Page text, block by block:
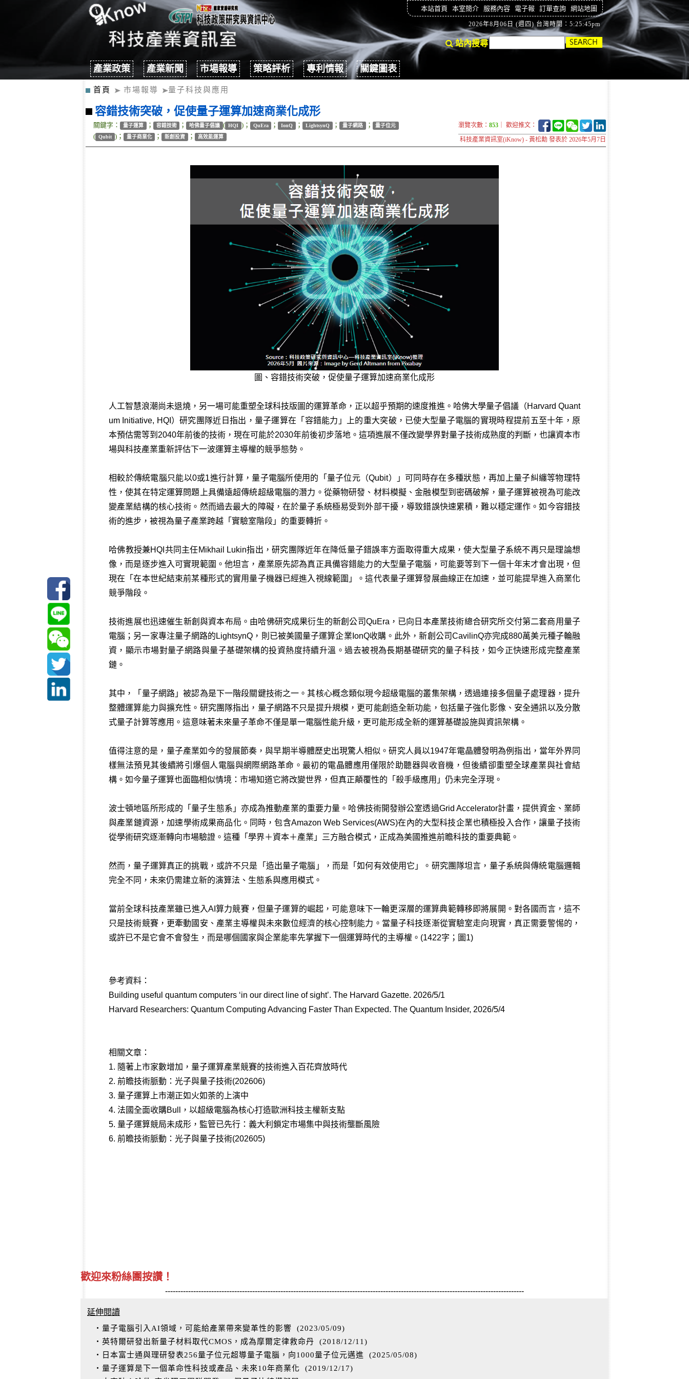
本站首頁 本室簡介 服務內容 電子報 訂單查詢 網站地圖
2026年8月06日 (週四) 台灣時間：5:25:46pm
站內搜尋
產業政策 產業新聞 市場報導 策略評析 專利情報 關鍵圖表
首頁 市場報導 量子科技與應用
容錯技術突破，促使量子運算加速商業化成形
關鍵字： 量子運算 ； 容錯技術 ； 哈佛量子倡議 ( HQI )； QuEra ； IonQ ； LightsynQ ； 量子網路 ； 量子位元
( Qubit )； 量子商業化 ； 新創投資 ； 高效能運算
瀏覽次數： 853 ｜ 歡迎推文：
科技產業資訊室(iKnow) - 黃松勳 發表於 2026年5月7日
圖、容錯技術突破，促使量子運算加速商業化成形
人工智慧浪潮尚未退燒，另一場可能重塑全球科技版圖的運算革命，正以超乎預期的速度推進。哈佛大學量子倡議（Harvard Quant
um Initiative, HQI）研究團隊近日指出，量子運算在「容錯能力」上的重大突破，已使大型量子電腦的實現時程提前五至十年，原
本預估需等到2040年前後的技術，現在可能於2030年前後初步落地。這項進展不僅改變學界對量子技術成熟度的判斷，也讓資本市
場與科技產業重新評估下一波運算主導權的競爭態勢。
相較於傳統電腦只能以0或1進行計算，量子電腦所使用的「量子位元（Qubit）」可同時存在多種狀態，再加上量子糾纏等物理特
性，使其在特定運算問題上具備遠超傳統超級電腦的潛力。從藥物研發、材料模擬、金融模型到密碼破解，量子運算被視為可能改
變產業結構的核心技術。然而過去最大的障礙，在於量子系統極易受到外部干擾，導致錯誤快速累積，難以穩定運作。如今容錯技
術的進步，被視為量子產業跨越「實驗室階段」的重要轉折。
哈佛教授兼HQI共同主任Mikhail Lukin指出，研究團隊近年在降低量子錯誤率方面取得重大成果，使大型量子系統不再只是理論想
像，而是逐步進入可實現範圍。他坦言，產業原先認為真正具備容錯能力的大型量子電腦，可能要等到下一個十年末才會出現，但
現在「在本世紀結束前某種形式的實用量子機器已經進入視線範圍」。這代表量子運算發展曲線正在加速，並可能提早進入商業化
競爭階段。
技術進展也迅速催生新創與資本布局。由哈佛研究成果衍生的新創公司QuEra，已向日本產業技術總合研究所交付第二套商用量子
電腦；另一家專注量子網路的LightsynQ，則已被美國量子運算企業IonQ收購。此外，新創公司CavilinQ亦完成880萬美元種子輪融
資，顯示市場對量子網路與量子基礎架構的投資熱度持續升溫。過去被視為長期基礎研究的量子科技，如今正快速形成完整產業
鏈。
其中，「量子網路」被認為是下一階段關鍵技術之一。其核心概念類似現今超級電腦的叢集架構，透過連接多個量子處理器，提升
整體運算能力與擴充性。研究團隊指出，量子網路不只是提升規模，更可能創造全新功能，包括量子強化影像、安全通訊以及分散
式量子計算等應用。這意味著未來量子革命不僅是單一電腦性能升級，更可能形成全新的運算基礎設施與資訊架構。
值得注意的是，量子產業如今的發展節奏，與早期半導體歷史出現驚人相似。研究人員以1947年電晶體發明為例指出，當年外界同
樣無法預見其後續將引爆個人電腦與網際網路革命。最初的電晶體應用僅限於助聽器與收音機，但後續卻重塑全球產業與社會結
構。如今量子運算也面臨相似情境：市場知道它將改變世界，但真正顛覆性的「殺手級應用」仍未完全浮現。
波士頓地區所形成的「量子生態系」亦成為推動產業的重要力量。哈佛技術開發辦公室透過Grid Accelerator計畫，提供資金、業師
與產業鏈資源，加速學術成果商品化。同時，包含Amazon Web Services(AWS)在內的大型科技企業也積極投入合作，讓量子技術
從學術研究逐漸轉向市場驗證。這種「學界＋資本＋產業」三方融合模式，正成為美國推進前瞻科技的重要典範。
然而，量子運算真正的挑戰，或許不只是「造出量子電腦」，而是「如何有效使用它」。研究團隊坦言，量子系統與傳統電腦邏輯
完全不同，未來仍需建立新的演算法、生態系與應用模式。
當前全球科技產業雖已進入AI算力競賽，但量子運算的崛起，可能意味下一輪更深層的運算典範轉移即將展開。對各國而言，這不
只是技術競賽，更牽動國安、產業主導權與未來數位經濟的核心控制能力。當量子科技逐漸從實驗室走向現實，真正需要警惕的，
或許已不是它會不會發生，而是哪個國家與企業能率先掌握下一個運算時代的主導權。(1422字；圖1)
參考資料：
Building useful quantum computers ‘in our direct line of sight’. The Harvard Gazette. 2026/5/1
Harvard Researchers: Quantum Computing Advancing Faster Than Expected. The Quantum Insider, 2026/5/4
相關文章：
1. 隨著上市家數增加，量子運算產業競賽的技術進入百花齊放時代
2. 前瞻技術脈動：光子與量子技術(202606)
3. 量子運算上市潮正如火如荼的上演中
4. 法國全面收購Bull，以超級電腦為核心打造歐洲科技主權新支點
5. 量子運算競局未成形，監管已先行：義大利鎖定市場集中與技術壟斷風險
6. 前瞻技術脈動：光子與量子技術(202605)
歡迎來粉絲團按讚！
--------------------------------------------------------------------------------------------------------------------------------------------
延伸閱讀
‧量子電腦引入AI領域，可能給產業帶來變革性的影響 (2023/05/09)
‧英特爾研發出新量子材料取代CMOS，成為摩爾定律救命丹 (2018/12/11 )
‧日本富士通與理研發表256量子位元超導量子電腦，向1000量子位元邁進 (2025/05/08)
‧量子運算是下一個革命性科技或產品、未來10年商業化 (2019/12/17)